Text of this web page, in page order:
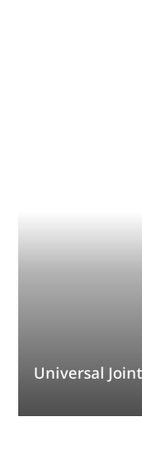
Universal Joint